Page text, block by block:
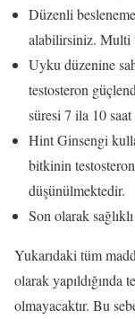
Düzenli
alabilirsiniz. Multi
Uyku düzenine
testosteron
süresi 7 ila 10 saat
Hint Ginsengi
bitkinin
düşünülmektedir.
Son olarak
Yukarıdaki tüm
olarak yapıldığında
olmayacaktır. Bu